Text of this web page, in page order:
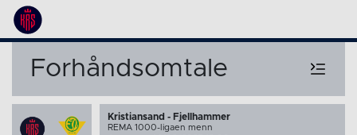
Forhåndsomtale
Kristiansand - Fjellhammer
REMA 1000-ligaen menn